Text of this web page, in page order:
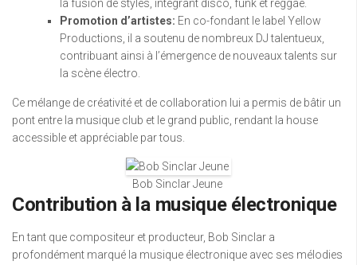
la fusion de styles, intégrant disco, funk et reggae.
Promotion d’artistes: En co-fondant le label Yellow
Productions, il a soutenu de nombreux DJ talentueux,
contribuant ainsi à l’émergence de nouveaux talents sur
la scène électro.
Ce mélange de créativité et de collaboration lui a permis de bâtir un
pont entre la musique club et le grand public, rendant la house
accessible et appréciable par tous.
Bob Sinclar Jeune
Contribution à la musique électronique
En tant que compositeur et producteur, Bob Sinclar a
profondément marqué la musique électronique avec ses mélodies